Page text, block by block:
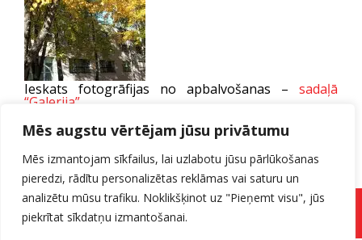
Mēs augstu vērtējam jūsu privātumu
Mēs izmantojam sīkfailus, lai uzlabotu jūsu pārlūkošanas
pieredzi, rādītu personalizētas reklāmas vai saturu un
analizētu mūsu trafiku. Noklikšķinot uz "Pieņemt visu", jūs
piekrītat sīkdatņu izmantošanai.
Pieteikuma forma
Ieskats fotogrāfijas no apbalvošanas – sadaļā
“Galerija”
sākumā un līdz 23. janvārim iesniegt darbus
konkursam tika aicināts ikviens tehnikuma
pārstāvis – izglītojamais, darbinieks, pedagogs.
Februārī konkursu darbi tika izstādīti tehnikuma
skatlogā. Ikviens bija aicināts nobalsot par savu
“SIMPĀTIJAS BALVU”, kā arī žūrija tika aicināt
izvērtēt darbus.